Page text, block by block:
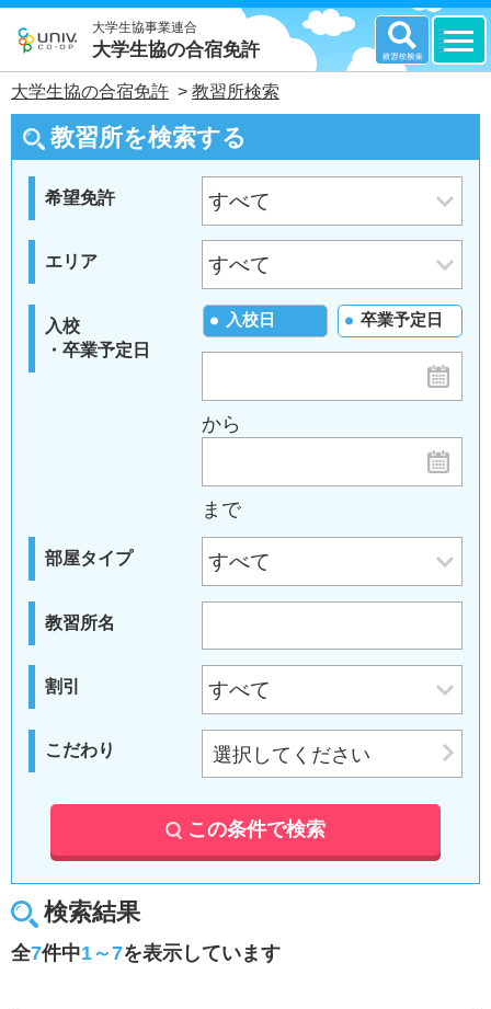
大学生協事業連合
大学生協の合宿免許
大学生協の合宿免許 > 教習所検索
教習所を検索する
希望免許
エリア
入校
・卒業予定日
入校日 卒業予定日
から
まで
部屋タイプ
教習所名
割引
こだわり 選択してください
この条件で検索
検索結果
全7件中1～7を表示しています